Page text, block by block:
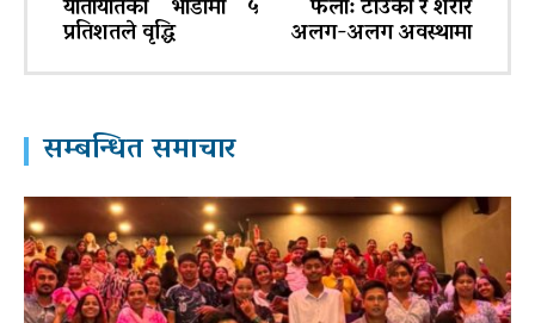
यातायातको भाडामा ५
प्रतिशतले वृद्धि
फेला: टाउको र शरीर
अलग-अलग अवस्थामा
सम्बन्धित समाचार